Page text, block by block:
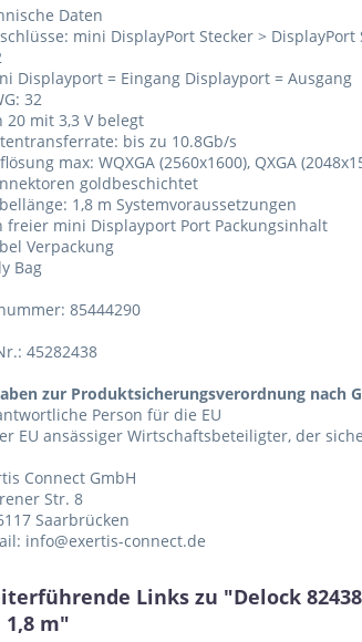
Daten
mini DisplayPort Stecker > DisplayPort
Displayport = Eingang Displayport = Ausgang
32
20 mit 3,3 V belegt
bis zu 10.8Gb/s
max: WQXGA (2560x1600), QXGA
goldbeschichtet
1,8 m Systemvoraussetzungen
freier mini Displayport Port Packungsinhalt
Verpackung
Bag
85444290
45282438
zur Produktsicherungsverordnung nach
Person für die EU
EU ansässiger Wirtschaftsbeteiligter, der
Connect GmbH
Str. 8
Saarbrücken
info@exertis-connect.de
Links zu "Delock
1,8 m"